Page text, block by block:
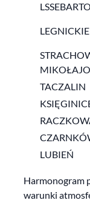
TACZALIN
LUBIEŃ
Harmonogram
warunki